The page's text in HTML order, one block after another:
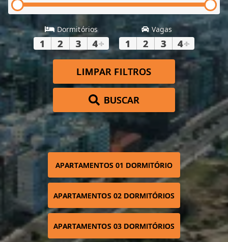
Dormitórios
1 2 3 4+
Vagas
1 2 3 4+
LIMPAR FILTROS
BUSCAR
APARTAMENTOS 01 DORMITÓRIO
APARTAMENTOS 02 DORMITÓRIOS
APARTAMENTOS 03 DORMITÓRIOS